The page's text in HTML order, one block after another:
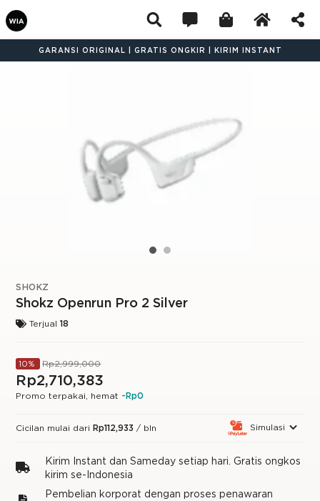
GARANSI ORIGINAL | GRATIS ONGKIR | KIRIM INSTANT
SHOKZ
Shokz Openrun Pro 2 Silver
Terjual18
10% Rp2,999,000
Rp2,710,383
Promo terpakai, hemat -Rp0
Cicilan mulai dariRp112,933 / bln Simulasi
Kirim Instant dan Sameday setiap hari. Gratis ongkos
kirim se-Indonesia
Pembelian korporat dengan proses penawaran